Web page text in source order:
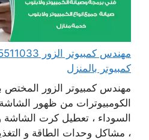
كمبيوتر بالمنزل
مهندس كمبيوتر الزور المختص
الكومبيوترات من ظهور
السوداء ، تعطيل كرت
، مشاكل وحدات الطاقة و